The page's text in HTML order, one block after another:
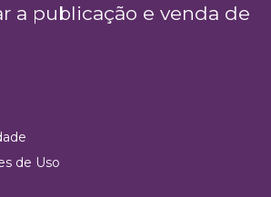
a publicação e venda de
de Uso